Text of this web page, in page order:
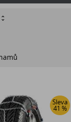
Sleva
41 %